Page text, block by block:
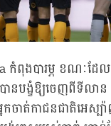
កំពុងបារម្ភ ខណៈដែ
ានបង្ខំឱ្យចេញពីទីលា
កចាត់កាជនជាតិអេស្ប៉